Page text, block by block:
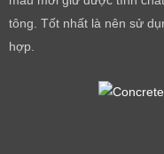
tông. Tốt nhất là nên sử
hợp.